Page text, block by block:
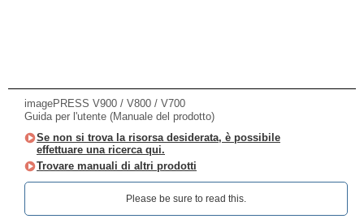
imagePRESS V900 / V800 / V700
Guida per l'utente (Manuale del prodotto)
Se non si trova la risorsa desiderata, è possibile
effettuare una ricerca qui.
Trovare manuali di altri prodotti
Please be sure to read this.‎